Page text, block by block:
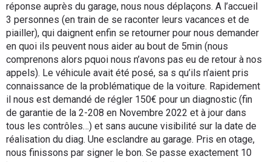
réponse auprès du garage, nous nous déplaçons. A l’accueil
3 personnes (en train de se raconter leurs vacances et de
piailler), qui daignent enfin se retourner pour nous demander
en quoi ils peuvent nous aider au bout de 5min (nous
comprenons alors pquoi nous n’avons pas eu de retour à nos
appels). Le véhicule avait été posé, sa s qu’ils n’aient pris
connaissance de la problématique de la voiture. Rapidement
il nous est demandé de régler 150€ pour un diagnostic (fin
de garantie de la 2-208 en Novembre 2022 et à jour dans
tous les contrôles…) et sans aucune visibilité sur la date de
réalisation du diag. Une esclandre au garage. Pris en otage,
nous finissons par signer le bon. Se passe exactement 10